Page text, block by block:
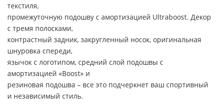
текстиля,
промежуточную подошву с амортизацией Ultraboost. Декор
с тремя полосками,
контрастный задник, закругленный носок, оригинальная
шнуровка спереди,
язычок с логотипом, средний слой подошвы с
амортизацией «Boost» и
резиновая подошва – все это подчеркнет ваш спортивный
и независимый стиль.